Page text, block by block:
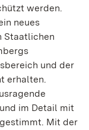
werden.
neues
Staatlichen
und der
erhalten.
im Detail mit
Mit der